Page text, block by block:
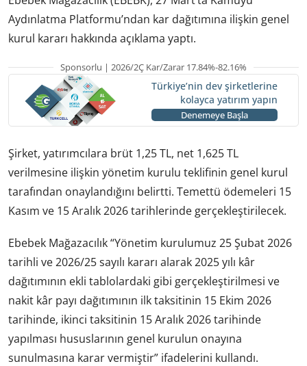
Aydınlatma Platformu’ndan kar dağıtımına ilişkin genel
kurul kararı hakkında açıklama yaptı.
Sponsorlu | 2026/2Ç Kar/Zarar 17.84%-82.16%
Türkiye’nin dev şirketlerine
kolayca yatırım yapın
Denemeye Başla
Şirket, yatırımcılara brüt 1,25 TL, net 1,625 TL
verilmesine ilişkin yönetim kurulu teklifinin genel kurul
tarafından onaylandığını belirtti. Temettü ödemeleri 15
Kasım ve 15 Aralık 2026 tarihlerinde gerçekleştirilecek.
Ebebek Mağazacılık “Yönetim kurulumuz 25 Şubat 2026
tarihli ve 2026/25 sayılı kararı alarak 2025 yılı kâr
dağıtımının ekli tablolardaki gibi gerçekleştirilmesi ve
nakit kâr payı dağıtımının ilk taksitinin 15 Ekim 2026
tarihinde, ikinci taksitinin 15 Aralık 2026 tarihinde
yapılması hususlarının genel kurulun onayına
sunulmasına karar vermiştir” ifadelerini kullandı.